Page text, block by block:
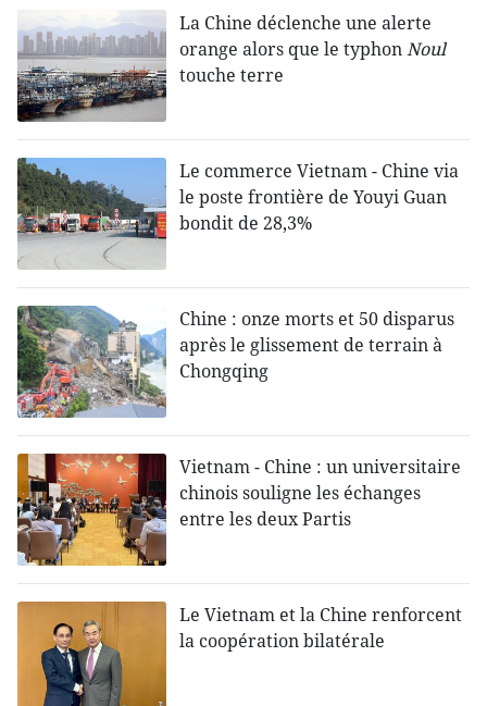
La Chine déclenche une alerte
orange alors que le typhonNoul
touche terre
Le commerce Vietnam - Chine via
le poste frontière de Youyi Guan
bondit de 28,3%
Chine : onze morts et 50 disparus
après le glissement de terrain à
Chongqing
Vietnam - Chine : un universitaire
chinois souligne les échanges
entre les deux Partis
Le Vietnam et la Chine renforcent
la coopération bilatérale